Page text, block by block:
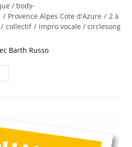
/ body-
/ Provence Alpes Cote d'Azure / 2 à
/ collectif / impro vocale / circlesong
Barth Russo